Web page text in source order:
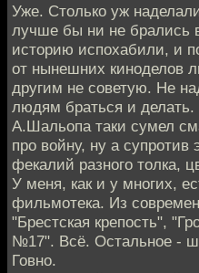
Уже. Столько уж
лучше бы ни не брались
историю испохабили, и
от нынешних киноделов
другим не советую. Не
людям браться и
А.Шальопа таки сумел
про войну, ну а супротив
фекалий разного толка,
У меня, как и у многих,
фильмотека. Из
"Брестская крепость",
№17". Всё. Остальное -
Говно.